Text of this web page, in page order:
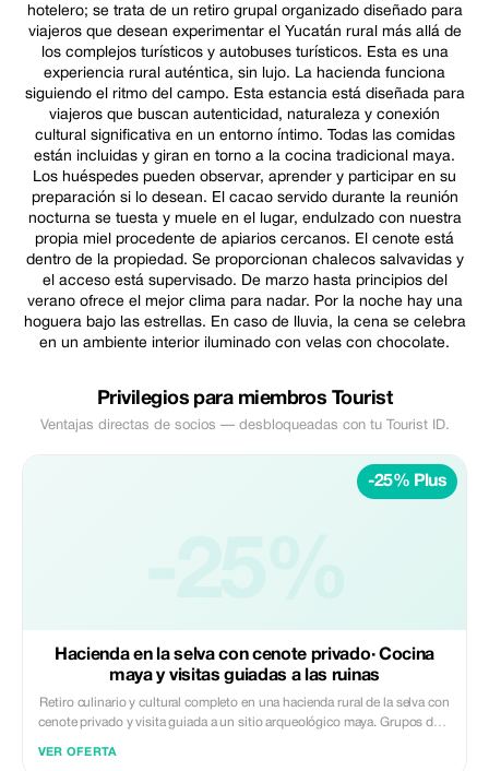
hotelero; se trata de un retiro grupal organizado diseñado para
viajeros que desean experimentar el Yucatán rural más allá de
los complejos turísticos y autobuses turísticos. Esta es una
experiencia rural auténtica, sin lujo. La hacienda funciona
siguiendo el ritmo del campo. Esta estancia está diseñada para
viajeros que buscan autenticidad, naturaleza y conexión
cultural significativa en un entorno íntimo. Todas las comidas
están incluidas y giran en torno a la cocina tradicional maya.
Los huéspedes pueden observar, aprender y participar en su
preparación si lo desean. El cacao servido durante la reunión
nocturna se tuesta y muele en el lugar, endulzado con nuestra
propia miel procedente de apiarios cercanos. El cenote está
dentro de la propiedad. Se proporcionan chalecos salvavidas y
el acceso está supervisado. De marzo hasta principios del
verano ofrece el mejor clima para nadar. Por la noche hay una
hoguera bajo las estrellas. En caso de lluvia, la cena se celebra
en un ambiente interior iluminado con velas con chocolate.
Privilegios para miembros Tourist
Ventajas directas de socios — desbloqueadas con tu Tourist ID.
-25% Plus
Hacienda en la selva con cenote privado· Cocina
maya y visitas guiadas a las ruinas
Retiro culinario y cultural completo en una hacienda rural de la selva con
cenote privado y visita guiada a un sitio arqueológico maya. Grupos de 4
VER OFERTA